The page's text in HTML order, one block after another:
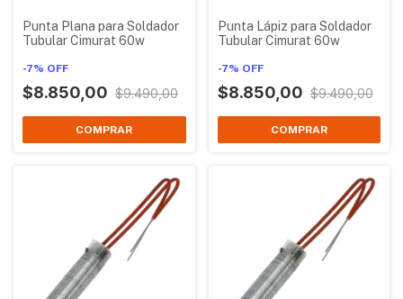
Punta Plana para Soldador
Tubular Cimurat 60w
-7% OFF
$8.850,00 $9.490,00
Punta Lápiz para Soldador
Tubular Cimurat 60w
-7% OFF
$8.850,00 $9.490,00